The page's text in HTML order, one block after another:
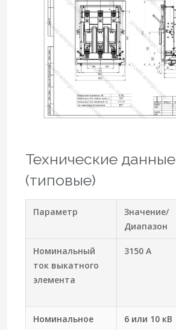
Технические данные
(типовые)
Параметр
Значение/
Диапазон
Номинальный
ток выкатного
элемента
3150 А
Номинальное
6 или 10 кВ